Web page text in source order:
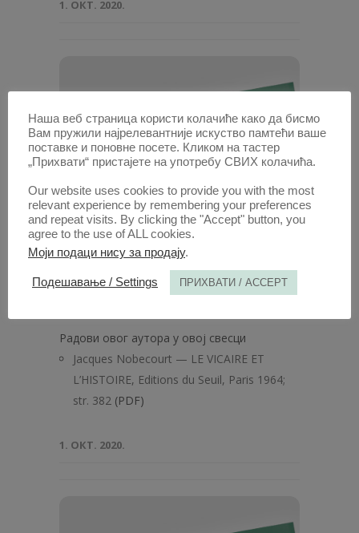
1. ОКТ. 2020.
Анaли 1966 | Вол 14 | 3-
Радови овог аутора у овој свесци
Jacques Nobecourt — LE VICAIRE ET
L’HISTOIRE, Editions du Seuil, Paris 1964;
str. 382 (PDF)
1. ОКТ. 2020.
Наша веб страница користи колачиће како да бисмо
Вам пружили најрелевантније искуство памтећи ваше
поставке и поновне посете. Кликом на тастер
„Прихвати“ пристајете на употребу СВИХ колачића.
Our website uses cookies to provide you with the most
relevant experience by remembering your preferences
and repeat visits. By clicking the "Accept" button, you
agree to the use of ALL cookies.
Моји подаци нису за продају.
Подешавање / Settings ПРИХВАТИ / ACCEPT